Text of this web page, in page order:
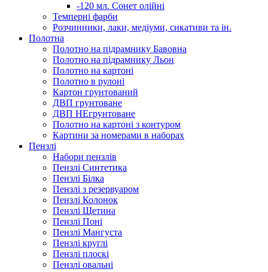
-120 мл. Сонет олійні
Темперні фарби
Розчинники, лаки, медіуми, сикативи та ін.
Полотна
Полотно на підрамнику Бавовна
Полотно на підрамнику Льон
Полотно на картоні
Полотно в рулоні
Картон грунтований
ДВП грунтоване
ДВП НЕгрунтоване
Полотно на картоні з контуром
Картини за номерами в наборах
Пензлі
Набори пензлів
Пензлі Синтетика
Пензлі Білка
Пензлі з резервуаром
Пензлі Колонок
Пензлі Щетина
Пензлі Поні
Пензлі Мангуста
Пензлі круглі
Пензлі плоскі
Пензлі овальні